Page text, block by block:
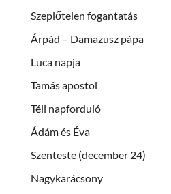
Szeplőtelen fogantatás
Árpád – Damazusz pápa
Luca napja
Tamás apostol
Téli napforduló
Ádám és Éva
Szenteste (december 24)
Nagykarácsony